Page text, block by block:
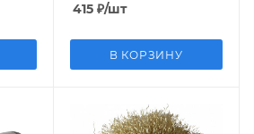
415₽/шт
В КОРЗИНУ